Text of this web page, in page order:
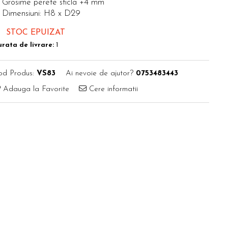
Grosime perete sticla +4 mm
Dimensiuni: H8 x D29
STOC EPUIZAT
de livrare: 1
Produs: VS83 Ai nevoie de ajutor? 0753483443
Adauga la Favorite Cere informatii